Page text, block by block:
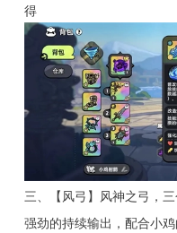
得
三、【风弓】风神之弓，
强劲的持续输出，配合小